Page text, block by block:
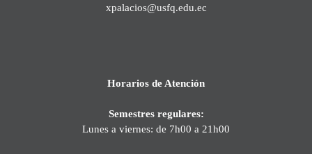
xpalacios@usfq.edu.ec
Horarios de Atención
Semestres regulares:
Lunes a viernes: de 7h00 a 21h00